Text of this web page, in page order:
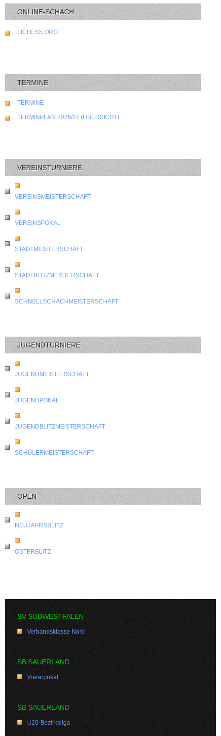
ONLINE-SCHACH
LICHESS.ORG
TERMINE
TERMINE
TERMINPLAN 2026/27 (ÜBERSICHT)
VEREINSTURNIERE
VEREINSMEISTERSCHAFT
VEREINSPOKAL
STADTMEISTERSCHAFT
STADTBLITZMEISTERSCHAFT
SCHNELLSCHACHMEISTERSCHAFT
JUGENDTURNIERE
JUGENDMEISTERSCHAFT
JUGENDPOKAL
JUGENDBLITZMEISTERSCHAFT
SCHÜLERMEISTERSCHAFT
OPEN
NEUJAHRSBLITZ
OSTERBLITZ
SV SÜDWESTFALEN
Verbandsklasse Nord
SB SAUERLAND
Viererpokal
SB SAUERLAND
U20-Bezirksliga